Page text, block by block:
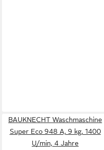
BAUKNECHT Waschmaschine
Super Eco 948 A, 9 kg, 1400
U/min, 4 Jahre